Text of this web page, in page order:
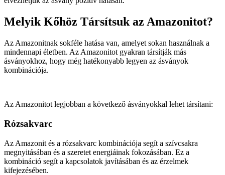
Melyik Kőhöz Társítsuk az Amazonitot?
Az Amazonitnak sokféle hatása van, amelyet sokan használnak a
mindennapi életben. Az Amazonitot gyakran társítják más
ásványokhoz, hogy még hatékonyabb legyen az ásványok
kombinációja.
Az Amazonitot legjobban a következő ásványokkal lehet társítani:
Rózsakvarc
Az Amazonit és a rózsakvarc kombinációja segít a szívcsakra
megnyitásában és a szeretet energiáinak fokozásában. Ez a
kombináció segít a kapcsolatok javításában és az érzelmek
kifejezésében.